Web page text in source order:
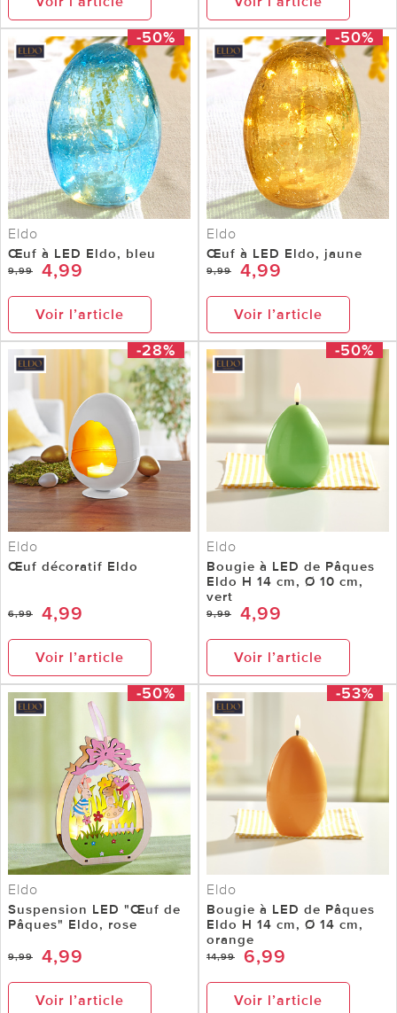
-50%
Eldo
Œuf à LED Eldo, bleu
9,99 4,99
Voir l’article
-50%
Eldo
Œuf à LED Eldo, jaune
9,99 4,99
Voir l’article
-28%
Eldo
Œuf décoratif Eldo
6,99 4,99
Voir l’article
-50%
Eldo
Bougie à LED de Pâques
Eldo H 14 cm, Ø 10 cm,
vert
9,99 4,99
Voir l’article
-50%
Eldo
Suspension LED "Œuf de
Pâques" Eldo, rose
9,99 4,99
Voir l’article
-53%
Eldo
Bougie à LED de Pâques
Eldo H 14 cm, Ø 14 cm,
orange
14,99 6,99
Voir l’article